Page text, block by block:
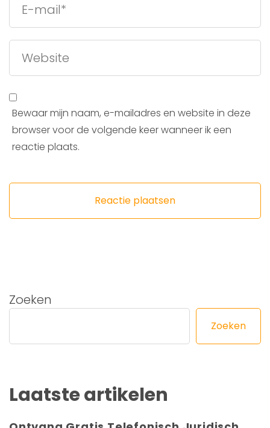
Bewaar mijn naam, e-mailadres en website in deze
browser voor de volgende keer wanneer ik een
reactie plaats.
Zoeken
Zoeken
Laatste artikelen